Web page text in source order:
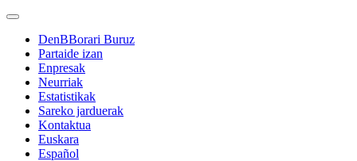
Main
Navigation
DenBBorari Buruz
Partaide izan
Enpresak
Neurriak
Estatistikak
Sareko jarduerak
Kontaktua
Euskara
Español